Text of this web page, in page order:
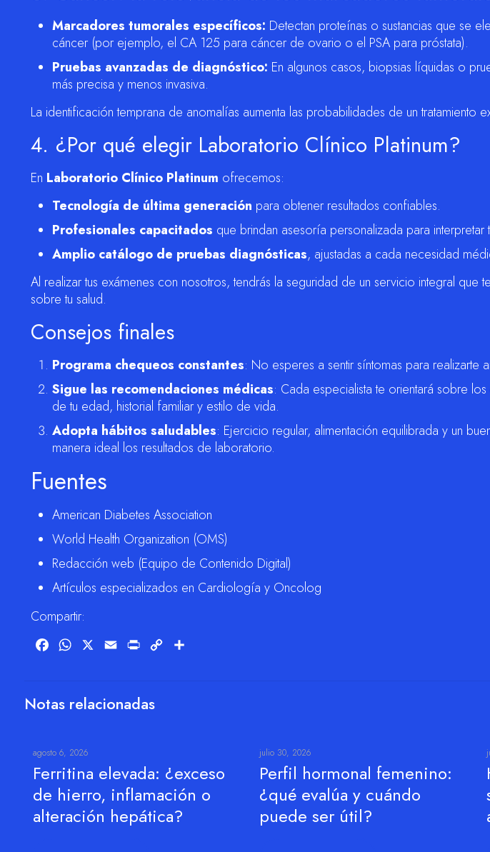
Marcadores tumorales específicos: Detectan proteínas o sustancias que se
cáncer (por ejemplo, el CA 125 para cáncer de ovario o el PSA para próstata).
Pruebas avanzadas de diagnóstico: En algunos casos, biopsias líquidas o
más precisa y menos invasiva.
La identificación temprana de anomalías aumenta las probabilidades de un tratamiento
4. ¿Por qué elegir Laboratorio Clínico Platinum?
En Laboratorio Clínico Platinum ofrecemos:
Tecnología de última generación para obtener resultados confiables.
Profesionales capacitados que brindan asesoría personalizada para interpretar
Amplio catálogo de pruebas diagnósticas, ajustadas a cada necesidad
Al realizar tus exámenes con nosotros, tendrás la seguridad de un servicio integral que
sobre tu salud.
Consejos finales
Programa chequeos constantes: No esperes a sentir síntomas para realizarte
Sigue las recomendaciones médicas: Cada especialista te orientará sobre
de tu edad, historial familiar y estilo de vida.
Adopta hábitos saludables: Ejercicio regular, alimentación equilibrada y un
manera ideal los resultados de laboratorio.
Fuentes
American Diabetes Association
World Health Organization (OMS)
Redacción web (Equipo de Contenido Digital)
Artículos especializados en Cardiología y Oncolog
Compartir:
FacebookWhatsApp Email Print
Copy
Notas relacionadas
agosto 6, 2026
Ferritina elevada: ¿exceso
de hierro, inflamación o
alteración hepática?
julio 30, 2026
Perfil hormonal femenino:
¿qué evalúa y cuándo
puede ser útil?